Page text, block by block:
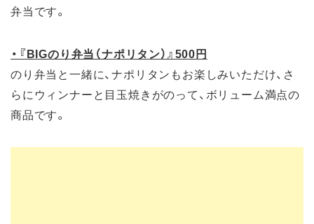
弁当です。
・『BIGのり弁当（ナポリタン）』500円
のり弁当と一緒に、ナポリタンもお楽しみいただけ、さ
らにウィンナーと目玉焼きがのって、ボリューム満点の
商品です。